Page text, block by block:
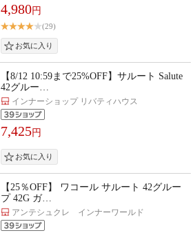
4,980円
(29)
【8/12 10:59まで25%OFF】サルート Salute
42グルー…
インナーショップ リバティハウス
7,425円
【25％OFF】 ワコール サルート 42グルー
プ 42G ガ…
アンテシュクレ インナーワールド